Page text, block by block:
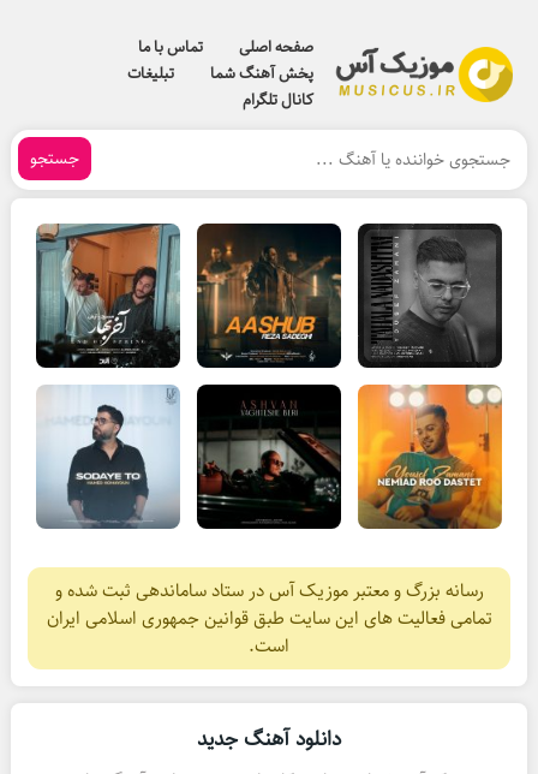
صفحه اصلی
تماس با ما
پخش آهنگ شما
تبلیغات
کانال تلگرام
جستجو
رسانه بزرگ و معتبر موزیک آس در ستاد ساماندهی ثبت شده و
تمامی فعالیت های این سایت طبق قوانین جمهوری اسلامی ایران
است.
دانلود آهنگ جدید